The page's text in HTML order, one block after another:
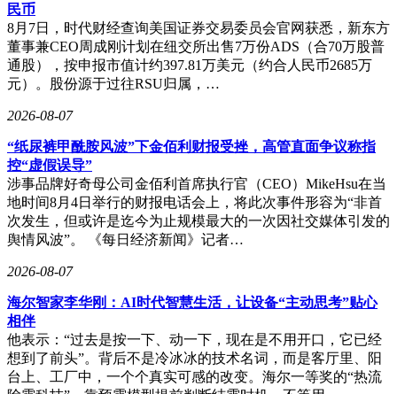
民币
8月7日，时代财经查询美国证券交易委员会官网获悉，新东方
董事兼CEO周成刚计划在纽交所出售7万份ADS（合70万股普
通股），按申报市值计约397.81万美元（约合人民币2685万
元）。股份源于过往RSU归属，…
2026-08-07
“纸尿裤甲酰胺风波”下金佰利财报受挫，高管直面争议称指
控“虚假误导”
涉事品牌好奇母公司金佰利首席执行官（CEO）MikeHsu在当
地时间8月4日举行的财报电话会上，将此次事件形容为“非首
次发生，但或许是迄今为止规模最大的一次因社交媒体引发的
舆情风波”。 《每日经济新闻》记者…
2026-08-07
海尔智家李华刚：AI时代智慧生活，让设备“主动思考”贴心
相伴
他表示：“过去是按一下、动一下，现在是不用开口，它已经
想到了前头”。背后不是冷冰冰的技术名词，而是客厅里、阳
台上、工厂中，一个个真实可感的改变。海尔一等奖的“热流